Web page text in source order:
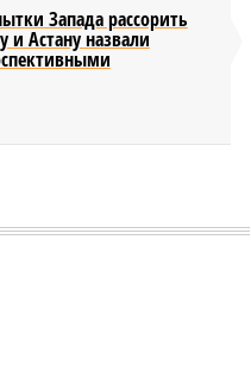
Запада рассорить
и Астану назвали